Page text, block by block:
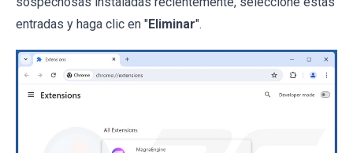
entradas y haga clic en "Eliminar".